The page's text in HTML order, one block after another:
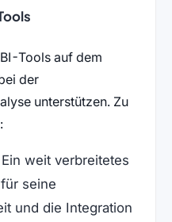
Tools auf dem
der
unterstützen. Zu
weit verbreitetes
seine
und die Integration